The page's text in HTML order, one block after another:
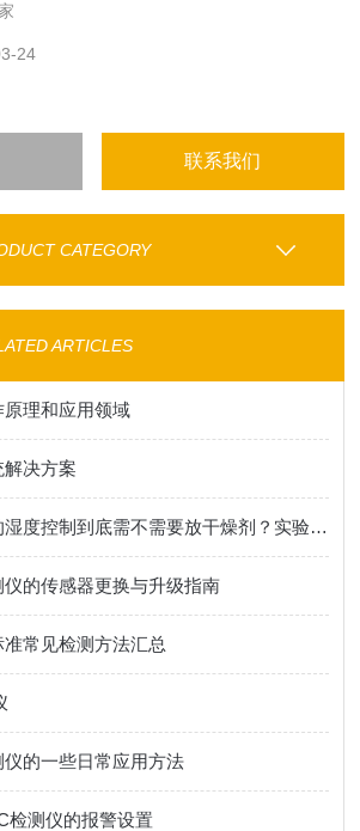
24
联系我们
CATEGORY
ARTICLES
理和应用领域
决方案
万分之一天平的湿度控制到底需不需要放干燥剂？实验室温湿度控制要求！
的传感器更换与升级指南
常见检测方法汇总
的一些日常应用方法
检测仪的报警设置